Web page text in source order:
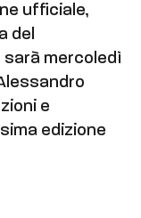
ufficiale,
del
sarà mercoledì
e
edizione